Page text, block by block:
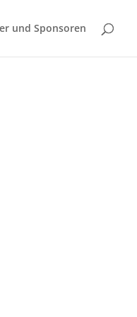
und Sponsoren